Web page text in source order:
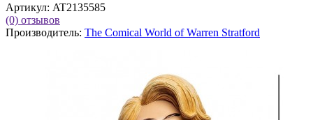
Артикул: AT2135585
(0) отзывов
Производитель: The Comical World of Warren Stratford